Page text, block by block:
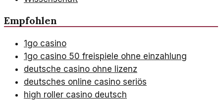
Empfohlen
1go casino
1go casino 50 freispiele ohne einzahlung
deutsche casino ohne lizenz
deutsches online casino seriös
high roller casino deutsch